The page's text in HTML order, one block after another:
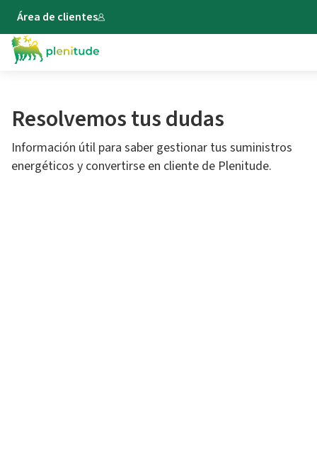
Área de clientes
Resolvemos tus dudas
Información útil para saber gestionar tus suministros
energéticos y convertirse en cliente de Plenitude.